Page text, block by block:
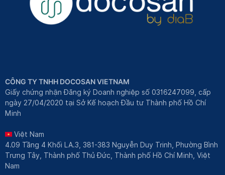
CÔNG TY TNHH DOCOSAN VIETNAM
Giấy chứng nhận Đăng ký Doanh nghiệp số 0316247099, cấp
ngày 27/04/2020 tại Sở Kế hoạch Đầu tư Thành phố Hồ Chí
Minh
Việt Nam
4.09 Tầng 4 Khối LA.3, 381-383 Nguyễn Duy Trinh, Phường Bình
Trưng Tây, Thành phố Thủ Đức, Thành phố Hồ Chí Minh, Việt
Nam